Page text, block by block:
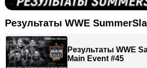
Результаты WWE
Результаты WWE
Main Event #45